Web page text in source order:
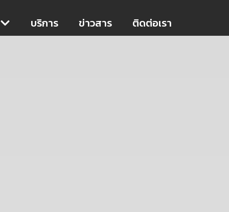
บริการ
บริการ
ข่าวสาร
ข่าวสาร
ติดต่อเรา
ติดต่อเรา